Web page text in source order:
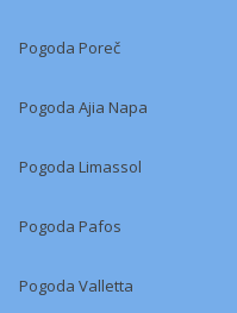
Pogoda Poreč
Pogoda Ajia Napa
Pogoda Limassol
Pogoda Pafos
Pogoda Valletta